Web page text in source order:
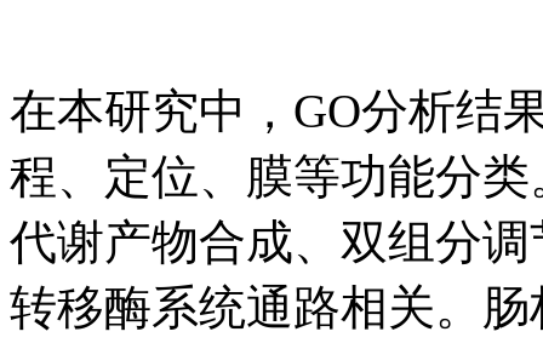
在本研究中，GO分析结
程、定位、膜等功能分
代谢产物合成、双组分
转移酶系统通路相关。